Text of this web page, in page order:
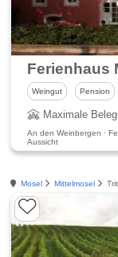
Weingut Pension
Maximale
An den Weinbergen ·
Aussicht
Mosel Mittelmosel